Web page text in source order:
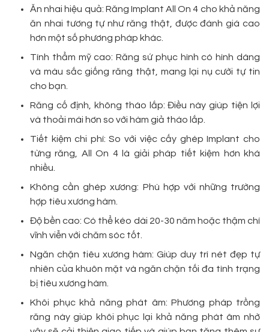
Ăn nhai hiệu quả: Răng Implant All On 4 cho khả năng
ăn nhai tương tự như răng thật, được đánh giá cao
hơn một số phương pháp khác.
Tính thẩm mỹ cao: Răng sứ phục hình có hình dáng
và màu sắc giống răng thật, mang lại nụ cười tự tin
cho bạn.
Răng cố định, không tháo lắp: Điều này giúp tiện lợi
và thoải mái hơn so với hàm giả tháo lắp.
Tiết kiệm chi phí: So với việc cấy ghép Implant cho
từng răng, All On 4 là giải pháp tiết kiệm hơn khá
nhiều.
Không cần ghép xương: Phù hợp với những trường
hợp tiêu xương hàm.
Độ bền cao: Có thể kéo dài 20-30 năm hoặc thậm chí
vĩnh viễn với chăm sóc tốt.
Ngăn chặn tiêu xương hàm: Giúp duy trì nét đẹp tự
nhiên của khuôn mặt và ngăn chặn tối đa tình trạng
bị tiêu xương hàm.
Khôi phục khả năng phát âm: Phương pháp trồng
răng này giúp khôi phục lại khả năng phát âm nhờ